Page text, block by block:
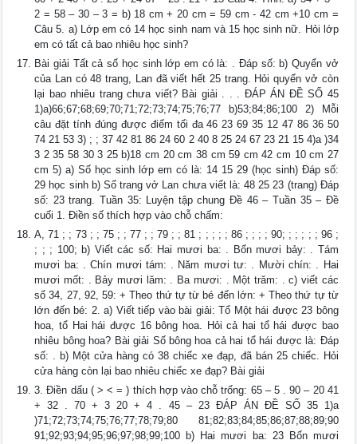
2 = 58 – 30 – 3 = b) 18 cm + 20 cm = 59 cm - 42 cm +10 cm =
Câu 5. a) Lớp em có 14 học sinh nam và 15 học sinh nữ. Hỏi lớp
em có tất cả bao nhiêu học sinh?
Bài giải Tất cả số học sinh lớp em có là: . Đáp số: b) Quyển vở
của Lan có 48 trang, Lan đã viết hết 25 trang. Hỏi quyển vở còn
lại bao nhiêu trang chưa viết? Bài giải . . . ĐÁP ÁN ĐỀ SỐ 45
1)a)66;67;68;69;70;71;72;73;74;75;76;77 b)53;84;86;100 2) Mỗi
câu đặt tính đúng được điểm tối đa 46 23 69 35 12 47 86 36 50
74 21 53 3) ; ; 37 42 81 86 24 60 2 40 8 25 24 67 23 21 15 4)a )34
3 2 35 58 30 3 25 b)18 cm 20 cm 38 cm 59 cm 42 cm 10 cm 27
cm 5) a) Số học sinh lớp em có là: 14 15 29 (học sinh) Đáp số:
29 học sinh b) Số trang vở Lan chưa viết là: 48 25 23 (trang) Đáp
số: 23 trang. Tuần 35: Luyện tập chung Đề 46 – Tuần 35 – Đề
cuối 1. Điền số thích hợp vào chỗ chấm:
A, 71 ; ; 73 ; ; 75 ; ; 77 ; ; 79 ; ; 81 ; ; ; ; ; 86 ; ; ; ; 90; ; ; ; ; ; 96 ;
; ; ; 100; b) Viết các số: Hai mươi ba: . Bốn mươi bảy: . Tám
mươi ba: . Chín mươi tám: . Năm mươi tư: . Mười chín: . Hai
mươi mốt: . Bảy mươi lăm: . Ba mươi: . Một trăm: . c) viết các
số 34, 27, 92, 59: + Theo thứ tự từ bé đến lớn: + Theo thứ tự từ
lớn đến bé: 2. a) Viết tiếp vào bài giải: Tổ Một hái được 23 bông
hoa, tổ Hai hái được 16 bông hoa. Hỏi cả hai tổ hái được bao
nhiêu bông hoa? Bài giải Số bông hoa cả hai tổ hái được là: Đáp
số: . b) Một cửa hàng có 38 chiếc xe đạp, đã bán 25 chiếc. Hỏi
cửa hàng còn lại bao nhiêu chiếc xe đạp? Bài giải
3. Điền dấu ( > < = ) thích hợp vào chỗ trống: 65 – 5 . 90 – 20 41
+ 32 . 70 + 3 20 + 4 . 45 – 23 ĐÁP ÁN ĐỀ SỐ 35 1)a
)71;72;73;74;75;76;77;78;79;80 81;82;83;84;85;86;87;88;89;90
91;92;93;94;95;96;97;98;99;100 b) Hai mươi ba: 23 Bốn mươi